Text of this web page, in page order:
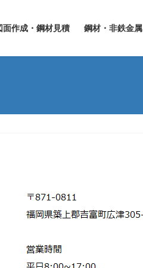
面作成・鋼材見積 鋼材・非鉄金属